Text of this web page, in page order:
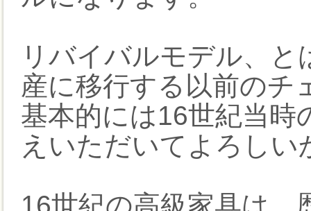
リバイバルモデル、
産に移行する以前のチ
基本的には16世紀当時
えいただいてよろしい